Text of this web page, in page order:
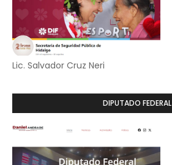
Lic. Salvador Cruz Neri
DIPUTADO FEDERAL